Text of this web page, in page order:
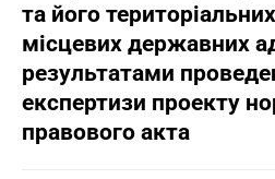
та його
місцевих державних
результатами
експертизи проекту
правового акта